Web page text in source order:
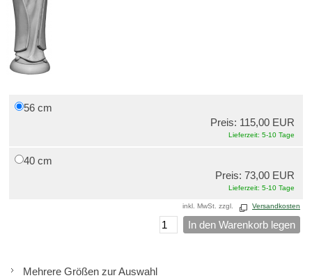
56 cm
Preis: 115,00 EUR
Lieferzeit: 5-10 Tage
40 cm
Preis: 73,00 EUR
Lieferzeit: 5-10 Tage
inkl. MwSt. zzgl. Versandkosten
In den Warenkorb legen
Mehrere Größen zur Auswahl